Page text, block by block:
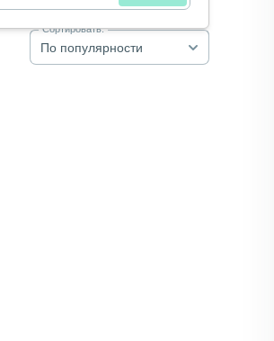
По популярности
Сортировать: